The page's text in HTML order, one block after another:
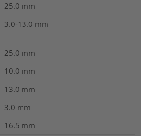
25.0 mm
3.0-13.0 mm
25.0 mm
10.0 mm
13.0 mm
3.0 mm
16.5 mm